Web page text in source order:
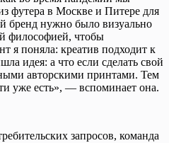
футера в Москве и Питере для
бренд нужно было визуально
философией, чтобы
я поняла: креатив подходит к
идея: а что если сделать свой
авторскими принтами. Тем
уже есть», — вспоминает она.
запросов, команда